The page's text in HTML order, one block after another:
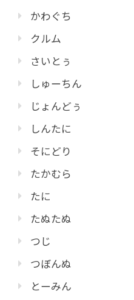
かわぐち
クルム
さいとぅ
しゅーちん
じょんどぅ
しんたに
そにどり
たかむら
たに
たぬたぬ
つじ
つぼんぬ
とーみん